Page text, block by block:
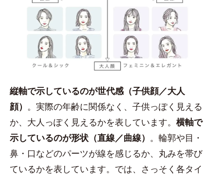
縦軸で示しているのが世代感（子供顔／大人
顔） 。実際の年齢に関係なく、子供っぽく見える
か、大人っぽく見えるかを表しています。 横軸で
示しているのが形状（直線／曲線） 。輪郭や目・
鼻・口などのパーツが線を感じるか、丸みを帯び
ているかを表しています。では、さっそく各タイ